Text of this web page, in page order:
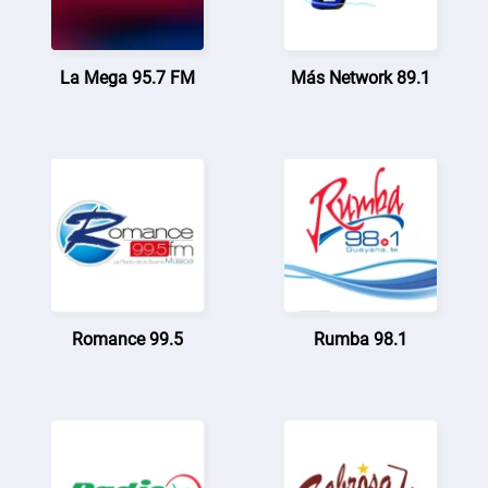
La Mega 95.7 FM Más Network 89.1
Romance 99.5 Rumba 98.1